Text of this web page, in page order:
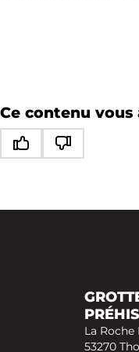
Ce contenu
La Roche
53270